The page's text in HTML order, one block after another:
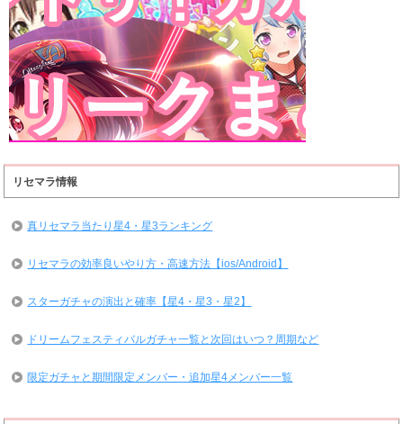
リセマラ情報
真リセマラ当たり星4・星3ランキング
リセマラの効率良いやり方・高速方法【ios/Android】
スターガチャの演出と確率【星4・星3・星2】
ドリームフェスティバルガチャ一覧と次回はいつ？周期など
限定ガチャと期間限定メンバー・追加星4メンバー一覧